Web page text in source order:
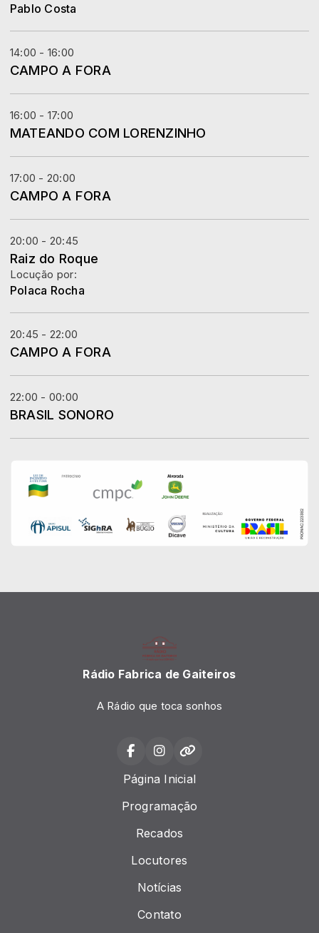
Pablo Costa
14:00 - 16:00
CAMPO A FORA
16:00 - 17:00
MATEANDO COM LORENZINHO
17:00 - 20:00
CAMPO A FORA
20:00 - 20:45
Raiz do Roque
Locução por:
Polaca Rocha
20:45 - 22:00
CAMPO A FORA
22:00 - 00:00
BRASIL SONORO
Rádio Fabrica de Gaiteiros
A Rádio que toca sonhos
Página Inicial
Programação
Recados
Locutores
Notícias
Contato